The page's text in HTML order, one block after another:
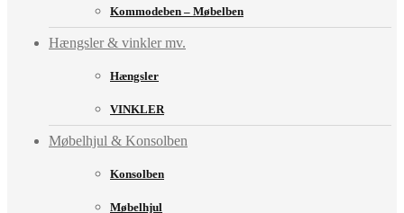
Kommodeben – Møbelben
Hængsler & vinkler mv.
Hængsler
VINKLER
Møbelhjul & Konsolben
Konsolben
Møbelhjul